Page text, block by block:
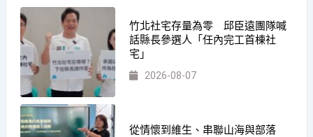
竹北社宅存量為零 邱臣遠團隊喊
話縣長參選人「任內完工首棟社
宅」
2026-08-07
從情懷到維生、串聯山海與部落